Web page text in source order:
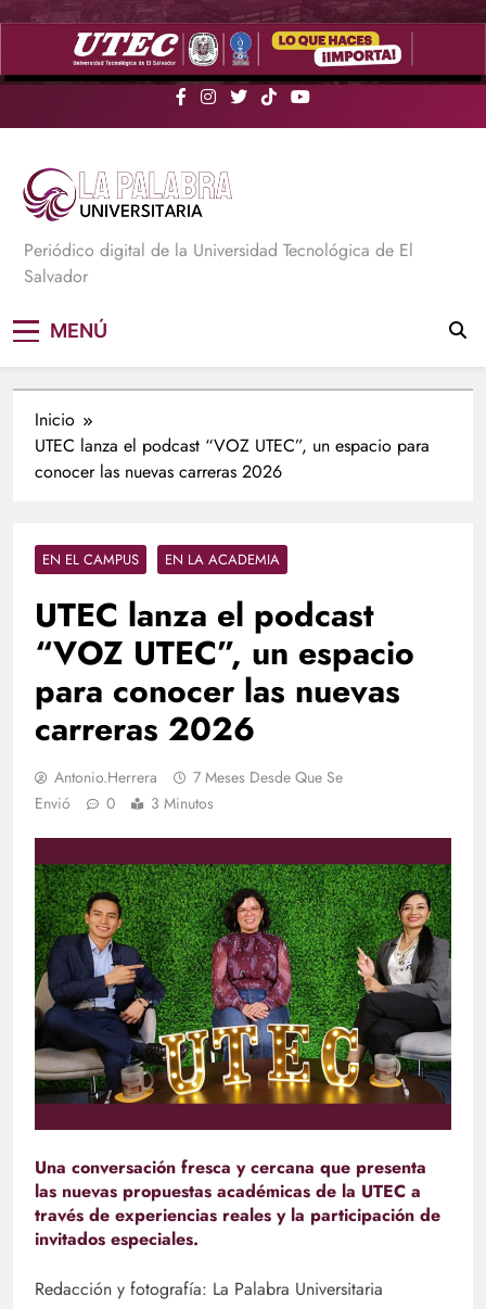
Saltar
La Palabra Universitaria
Periódico digital de la Universidad Tecnológica de El
Salvador
MENÚ
Inicio
UTEC lanza el podcast “VOZ UTEC”, un espacio para
conocer las nuevas carreras 2026
EN EL CAMPUS EN LA ACADEMIA
UTEC lanza el podcast
“VOZ UTEC”, un espacio
para conocer las nuevas
carreras 2026
Antonio.herrera
7 Meses Desde Que Se
Envió
0 3 Minutos
Una conversación fresca y cercana que presenta
las nuevas propuestas académicas de la UTEC a
través de experiencias reales y la participación de
invitados especiales.
Redacción y fotografía: La Palabra Universitaria